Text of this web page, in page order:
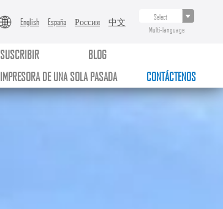
English España Россия 中文
Multi-language
CONTÁCTENOS
SUSCRIBIR
BLOG
IMPRESORA DE UNA SOLA PASADA